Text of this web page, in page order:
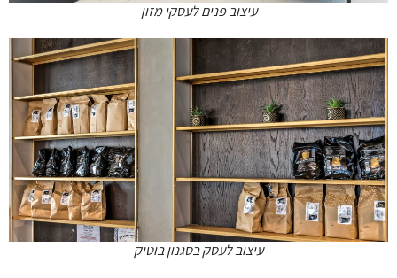
עיצוב פנים לעסקי מזון
עיצוב לעסק בסגנון בוטיק